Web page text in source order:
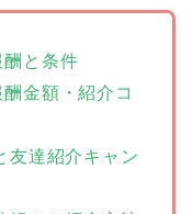
酬と条件
金額・紹介コ
友達紹介キャン